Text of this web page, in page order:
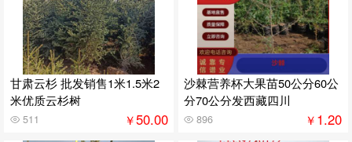
甘肃云杉 批发销售1米1.5米2
米优质云杉树
511 ￥50.00
沙棘营养杯大果苗50公分60公
分70公分发西藏四川
896 ￥1.20